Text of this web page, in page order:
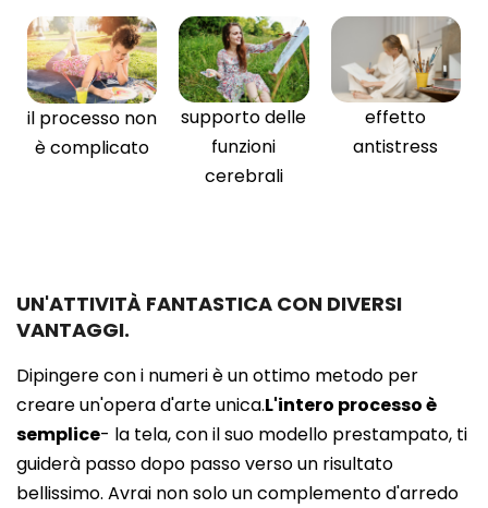
il processo non
è complicato
supporto delle
funzioni
cerebrali
effetto
antistress
UN'ATTIVITÀ FANTASTICA CON DIVERSI
VANTAGGI.
Dipingere con i numeri è un ottimo metodo per
creare un'opera d'arte unica.L'intero processo è
semplice- la tela, con il suo modello prestampato, ti
guiderà passo dopo passo verso un risultato
bellissimo. Avrai non solo un complemento d'arredo